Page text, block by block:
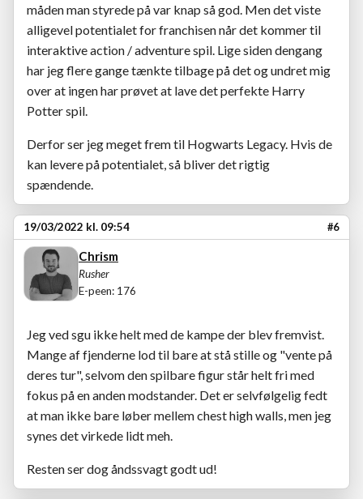
måden man styrede på var knap så god. Men det viste
alligevel potentialet for franchisen når det kommer til
interaktive action / adventure spil. Lige siden dengang
har jeg flere gange tænkte tilbage på det og undret mig
over at ingen har prøvet at lave det perfekte Harry
Potter spil.
Derfor ser jeg meget frem til Hogwarts Legacy. Hvis de
kan levere på potentialet, så bliver det rigtig
spændende.
19/03/2022 kl. 09:54 #6
Chrism
Rusher
E-peen: 176
Jeg ved sgu ikke helt med de kampe der blev fremvist.
Mange af fjenderne lod til bare at stå stille og "vente på
deres tur", selvom den spilbare figur står helt fri med
fokus på en anden modstander. Det er selvfølgelig fedt
at man ikke bare løber mellem chest high walls, men jeg
synes det virkede lidt meh.
Resten ser dog åndssvagt godt ud!